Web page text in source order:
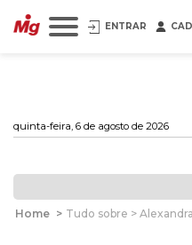
ENTRAR
quinta-feira, 6 de agosto de 2026
Home > Tudo sobre >